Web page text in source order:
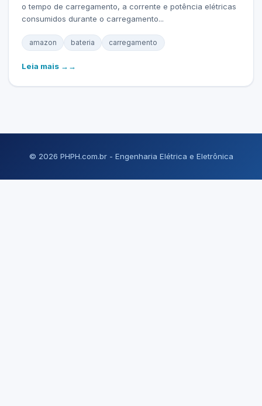
o tempo de carregamento, a corrente e potência elétricas
consumidos durante o carregamento...
amazon bateria carregamento
Leia mais →
© 2026 PHPH.com.br - Engenharia Elétrica e Eletrônica